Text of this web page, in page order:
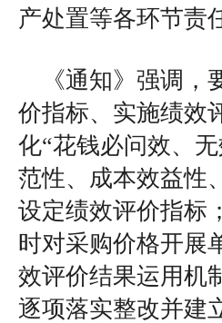
产处置等各环节责
《通知》强调
价指标、实施绩效
化“花钱必问效、
范性、成本效益性
设定绩效评价指标
时对采购价格开展
效评价结果运用机
逐项落实整改并建